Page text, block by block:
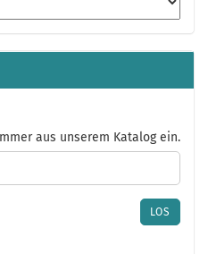
aus unserem Katalog ein.
LOS